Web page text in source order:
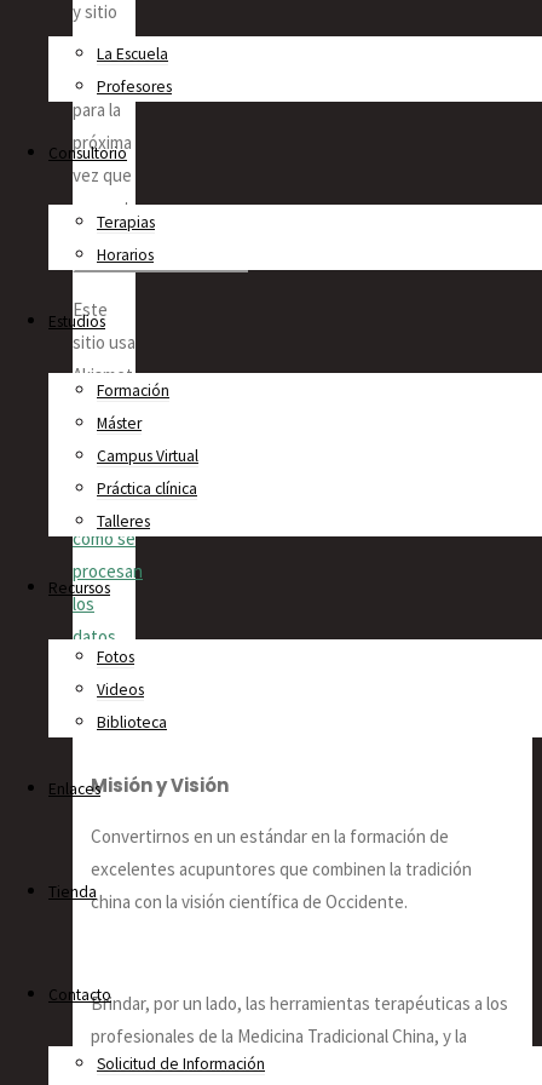
La Escuela
Profesores
Consultorio
Terapias
Horarios
Estudios
Formación
Máster
Campus Virtual
Práctica clínica
Talleres
Recursos
Fotos
Videos
Biblioteca
Enlaces
Tienda
Contacto
Solicitud de Información
y sitio
en mi
navegador
para la
próxima
vez que
comente.
Este
sitio usa
Akismet
el spam.
cómo se
procesan
los
datos
de tus
comentarios.
Misión y Visión
Convertirnos en un estándar en la formación de
excelentes acupuntores que combinen la tradición
china con la visión científica de Occidente.
Brindar, por un lado, las herramientas terapéuticas a los
profesionales de la Medicina Tradicional China, y la
oportunidad de aplicarlas bajo la dirección de profesores